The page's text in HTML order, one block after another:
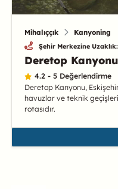
Mihalıççık Kanyoning
Şehir Merkezine
Deretop Kanyonu
4.2 - 5 Değerlendirme
Deretop Kanyonu,
havuzlar ve teknik
rotasıdır.